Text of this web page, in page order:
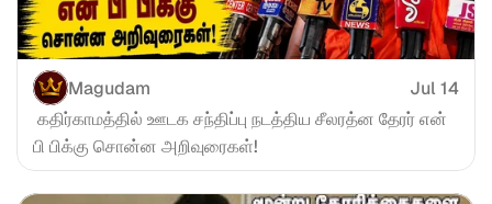
Magudam
Jul 14
பி பிக்கு சொன்ன அறிவுரைகள்!